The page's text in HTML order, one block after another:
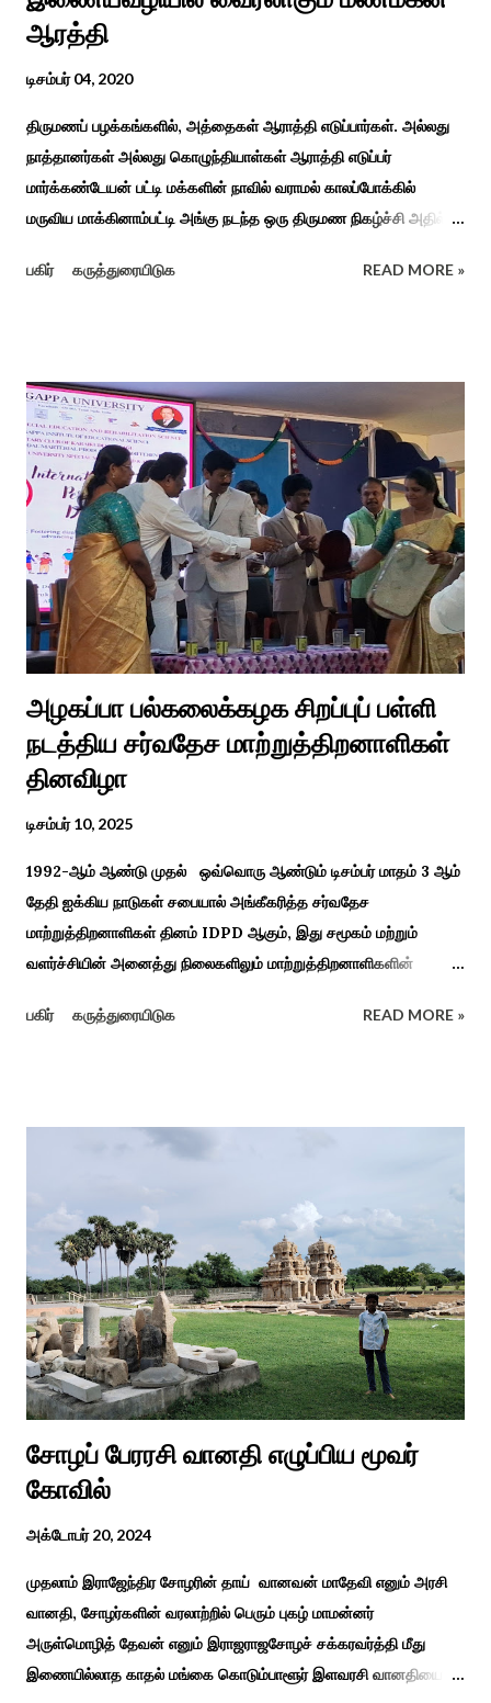
ஆரத்தி
டிசம்பர் 04, 2020
திருமணப் பழக்கங்களில், அத்தைகள் ஆராத்தி எடுப்பார்கள். அல்லது
நாத்தானர்கள் அல்லது கொழுந்தியாள்கள் ஆராத்தி எடுப்பர்
மார்க்கண்டேயன் பட்டி மக்களின் நாவில் வராமல் காலப்போக்கில்
மருவிய மாக்கினாம்பட்டி அங்கு நடந்த ஒரு திருமண நிகழ்ச்சி அதில்
ஆராத்தியெடுத்த கொழுந்தியாள்கள் பாடிய ஆராத்தி பாட்டு ஒன்று 30
வைரலாகிகி யது. தமிழகத்தில் ஒவ்வொரு குடும்பத்திற்கும் திருமணப்
பழக்க வழக்கங்கள் ஜாதிய சமூக ரீதியாக வேறுபடும். அந்த வகையில்,
ஆராத்தி எடுக்கும் முறையும் சற்று வேறுபடுடன் தான் இருக்கும்.அப்படி
திருமணம் ஒன்றில் கொழுந்தியாள்கள் மூன்று பேர் இணைந்து
மாப்பிள்ளைக்கு ஆராத்தி எடுத்துள்ளனர். அப்போது மாப்பிள்ளையைக்
கேலியாக நகைச்சுவை உணர்வு பொங்க பாடிய வரிகளை வைத்து
அவர்கள் பாடிய பாடல் இணையதளத்தில் வைரலாகிறது.“மாடு மேய்த்த
மச்சான்” என...
பகிர் கருத்துரையிடுக READ MORE »
அழகப்பா பல்கலைக்கழக சிறப்புப் பள்ளி
நடத்திய சர்வதேச மாற்றுத்திறனாளிகள்
தினவிழா
டிசம்பர் 10, 2025
1992-ஆம் ஆண்டு முதல் ஒவ்வொரு ஆண்டும் டிசம்பர் மாதம் 3 ஆம்
தேதி ஐக்கிய நாடுகள் சபையால் அங்கீகரித்த சர்வதேச
மாற்றுத்திறனாளிகள் தினம் IDPD ஆகும், இது சமூகம் மற்றும்
வளர்ச்சியின் அனைத்து நிலைகளிலும் மாற்றுத்திறனாளிகளின்
நோக்கமாகக் கொண்டது. சமூகத்தில் மாற்றுத்திறனாளிகளின்
நிகழ்ச்சிகள், கருத்தரங்குகள் மற்றும் உதவிகள் வழங்கும் விழாக்கள்
பல்கலைக்கழகத்தின் சிறப்புக் கல்வி மற்றும் மறுவாழ்வு அறிவியல்
துறை, மற்றும் டாக்டர் அழகப்பா கல்வி அறிவியல் நிறுவனம் , மற்றும்
காரைக்குடி ஹெரிடேஜ் ரோட்டரி கிளப், மற்றும் மாற்றுத்
திறனாளிகளுக்கான மல்டிமோடல் மெட்டீரியல் உற்பத்திக்கான மையம்,
மற்றும் ஐடி மற்றும் ஆட்டிசத்திற்கான அழகப்பா பல்கலைக்கழக
சிறப்புப் பள்ளி சார்பில் இந்த ஆணடு விழா சர்வதேச மாற்று...
பகிர் கருத்துரையிடுக READ MORE »
சோழப் பேரரசி வானதி எழுப்பிய மூவர்
கோவில்
அக்டோபர் 20, 2024
முதலாம் இராஜேந்திர சோழரின் தாய் வானவன் மாதேவி எனும் அரசி
வானதி, சோழர்களின் வரலாற்றில் பெரும் புகழ் மாமன்னர்
அருள்மொழித் தேவன் எனும் இராஜராஜசோழச் சக்கரவர்த்தி மீது
இணையில்லாத காதல் மங்கை கொடும்பாளூர் இளவரசி வானதியை